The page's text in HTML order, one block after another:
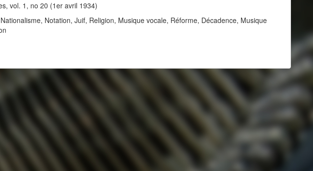
vol. 1, no 20 (1er avril 1934)
Notation, Juif, Religion, Musique vocale, Réforme, Décadence, Musique